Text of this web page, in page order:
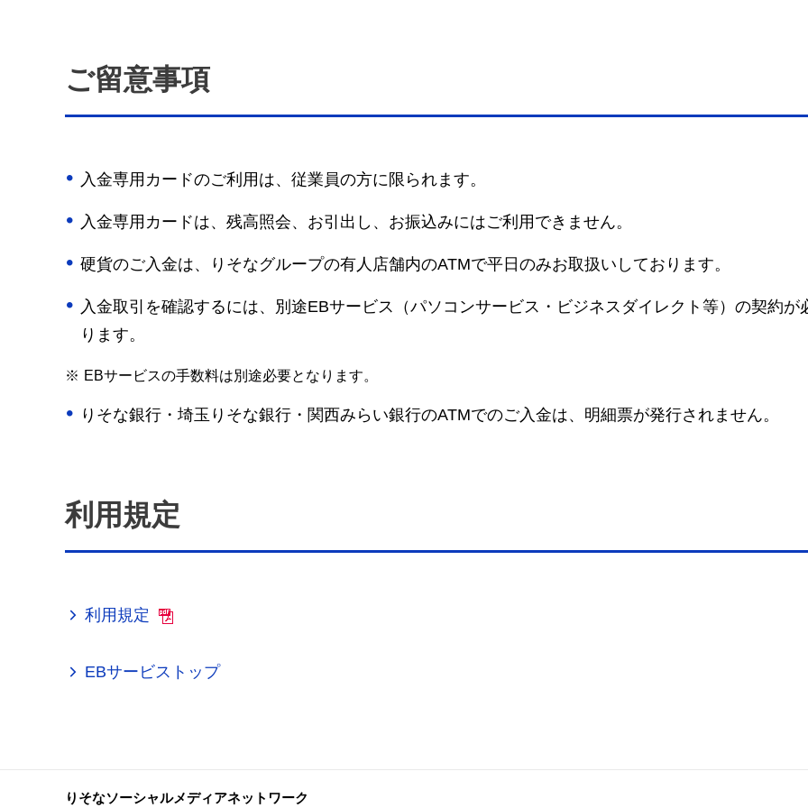
ご留意事項
入金専用カードのご利用は、従業員の方に限られます。
入金専用カードは、残高照会、お引出し、お振込みにはご利用できません。
硬貨のご入金は、りそなグループの有人店舗内のATMで平日のみお取扱いしております。
入金取引を確認するには、別途EBサービス（パソコンサービス・ビジネスダイレクト等）の契約が
ります。
※ EBサービスの手数料は別途必要となります。
りそな銀行・埼玉りそな銀行・関西みらい銀行のATMでのご入金は、明細票が発行されません。
利用規定
利用規定
EBサービストップ
りそなソーシャルメディアネットワーク